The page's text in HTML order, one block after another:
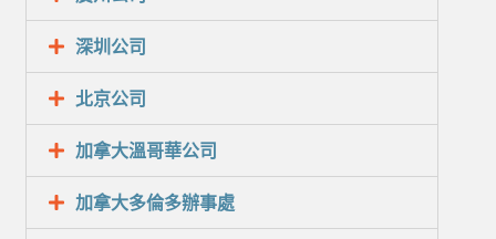
深圳公司
北京公司
加拿大溫哥華公司
加拿大多倫多辦事處